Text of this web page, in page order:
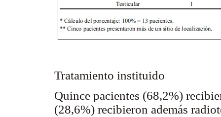
Tratamiento instituido
Quince pacientes (68,2%)
(28,6%) recibieron además